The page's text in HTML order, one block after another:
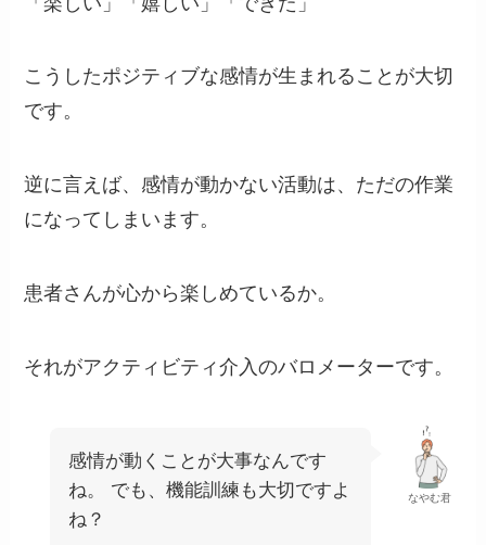
こうしたポジティブな感情が生まれることが大切
です。
逆に言えば、感情が動かない活動は、ただの作業
になってしまいます。
患者さんが心から楽しめているか。
それがアクティビティ介入のバロメーターです。
なやむ君
感情が動くことが大事なんです
ね。 でも、機能訓練も大切ですよ
ね？